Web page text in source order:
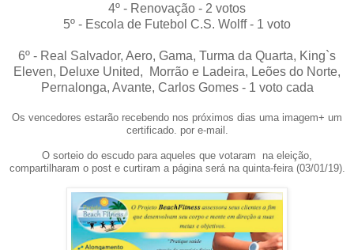
4º - Renovação - 2 votos
5º - Escola de Futebol C.S. Wolff - 1 voto
6º - Real Salvador, Aero, Gama, Turma da Quarta, King`s
Eleven, Deluxe United, Morrão e Ladeira, Leões do Norte,
Pernalonga, Avante, Carlos Gomes - 1 voto cada
Os vencedores estarão recebendo nos próximos dias uma imagem+ um
certificado. por e-mail.
O sorteio do escudo para aqueles que votaram na eleição,
compartilharam o post e curtiram a página será na quinta-feira (03/01/19).